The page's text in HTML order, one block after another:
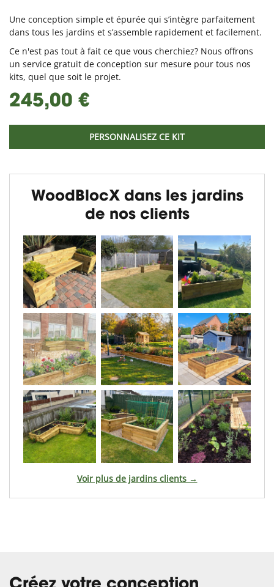
Une conception simple et épurée qui s’intègre parfaitement
dans tous les jardins et s’assemble rapidement et facilement.
Ce n'est pas tout à fait ce que vous cherchiez? Nous offrons
un service gratuit de conception sur mesure pour tous nos
kits, quel que soit le projet.
245,00 €
PERSONNALISEZ CE KIT
WoodBlocX dans les jardins
de nos clients
Voir plus de jardins clients →